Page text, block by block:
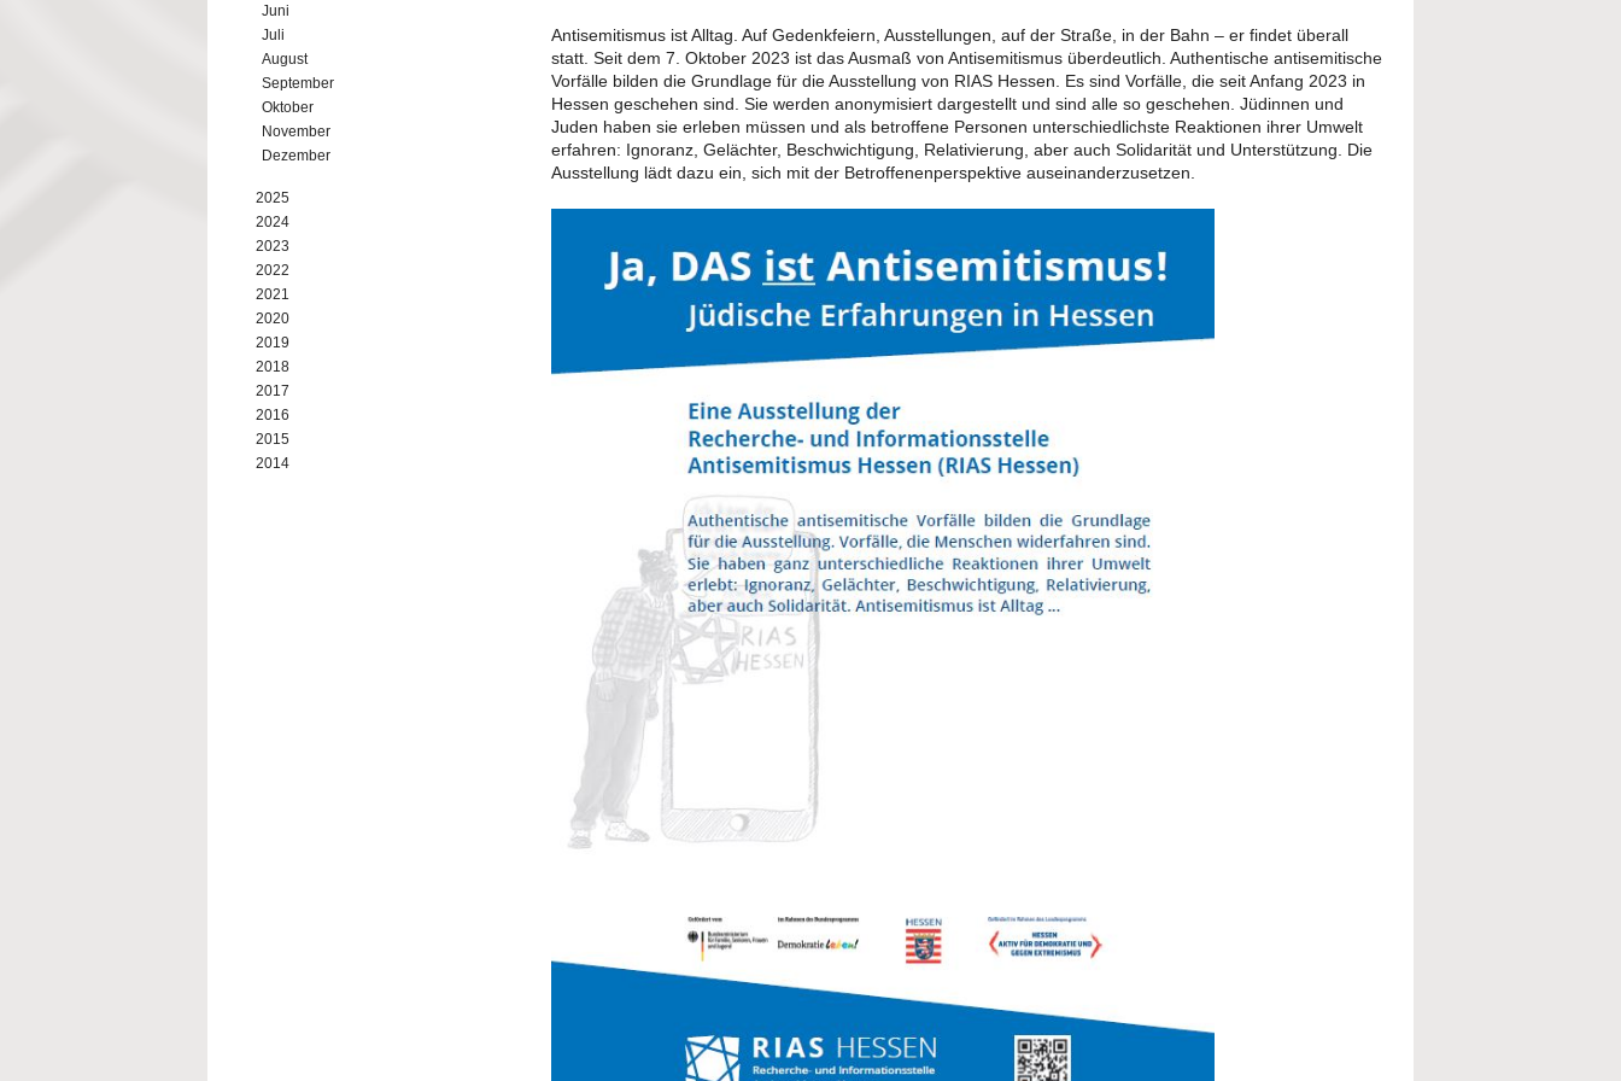
Juni
Juli
August
September
Oktober
November
Dezember
2025
2024
2023
2022
2021
2020
2019
2018
2017
2016
2015
2014
Antisemitismus ist Alltag. Auf Gedenkfeiern, Ausstellungen, auf der Straße, in der Bahn – er findet überall
statt. Seit dem 7. Oktober 2023 ist das Ausmaß von Antisemitismus überdeutlich. Authentische antisemitische
Vorfälle bilden die Grundlage für die Ausstellung von RIAS Hessen. Es sind Vorfälle, die seit Anfang 2023 in
Hessen geschehen sind. Sie werden anonymisiert dargestellt und sind alle so geschehen. Jüdinnen und
Juden haben sie erleben müssen und als betroffene Personen unterschiedlichste Reaktionen ihrer Umwelt
erfahren: Ignoranz, Gelächter, Beschwichtigung, Relativierung, aber auch Solidarität und Unterstützung. Die
Ausstellung lädt dazu ein, sich mit der Betroffenenperspektive auseinanderzusetzen.